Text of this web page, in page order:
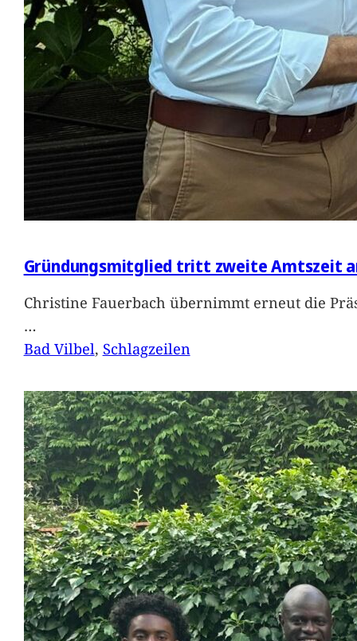
Gründungsmitglied tritt zweite Amtszeit
Christine Fauerbach übernimmt erneut die
…
Bad Vilbel, Schlagzeilen